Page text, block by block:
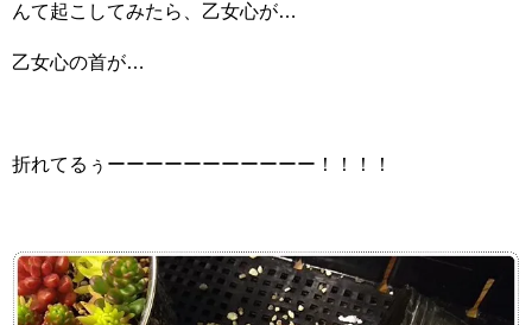
んて起こしてみたら、乙女心が…
乙女心の首が…
折れてるぅーーーーーーーーーーー！！！！